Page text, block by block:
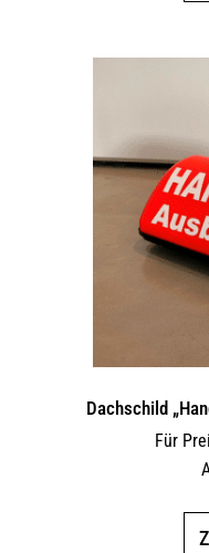
Dachschild
Für